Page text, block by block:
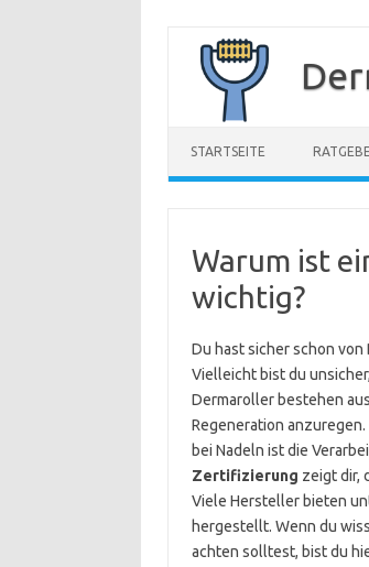
Inhalt
springen
STARTSEITE
Warum ist
wichtig?
Du hast sicher schon
Vielleicht bist du
Dermaroller bestehen
Regeneration
bei Nadeln ist die
Zertifizierung zeigt dir,
Viele Hersteller bieten
hergestellt. Wenn du
achten solltest, bist du